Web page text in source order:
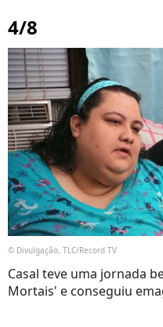
4/8
© Divulgação, TLC/Record TV
Casal teve uma jornada
Mortais' e conseguiu